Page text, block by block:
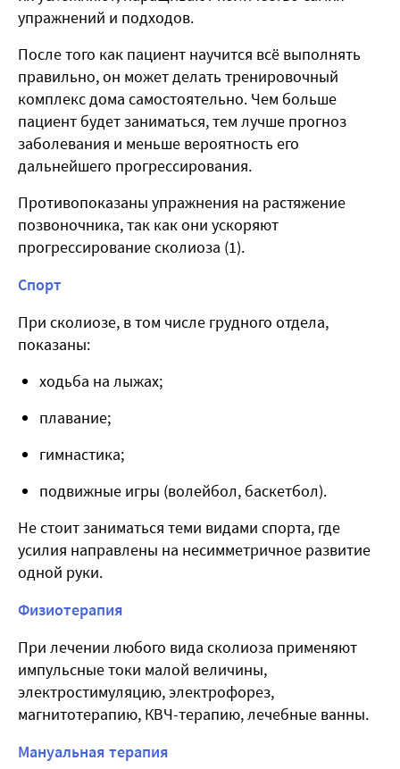
упражнений и подходов.
После того как пациент научится всё выполнять
правильно, он может делать тренировочный
комплекс дома самостоятельно. Чем больше
пациент будет заниматься, тем лучше прогноз
заболевания и меньше вероятность его
дальнейшего прогрессирования.
Противопоказаны упражнения на растяжение
позвоночника, так как они ускоряют
прогрессирование сколиоза (1).
Спорт
При сколиозе, в том числе грудного отдела,
показаны:
ходьба на лыжах;
плавание;
гимнастика;
подвижные игры (волейбол, баскетбол).
Не стоит заниматься теми видами спорта, где
усилия направлены на несимметричное развитие
одной руки.
Физиотерапия
При лечении любого вида сколиоза применяют
импульсные токи малой величины,
электростимуляцию, электрофорез,
магнитотерапию, КВЧ-терапию, лечебные ванны.
Мануальная терапия